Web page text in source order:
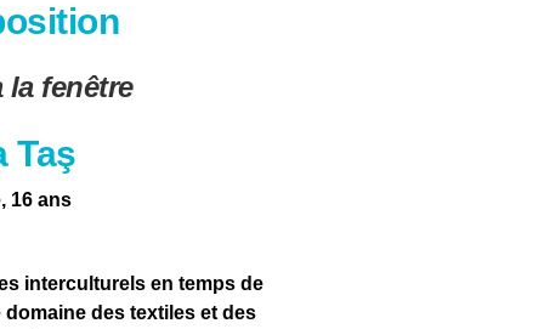
la fenêtre
Taş
16 ans
interculturels en temps de
des textiles et des